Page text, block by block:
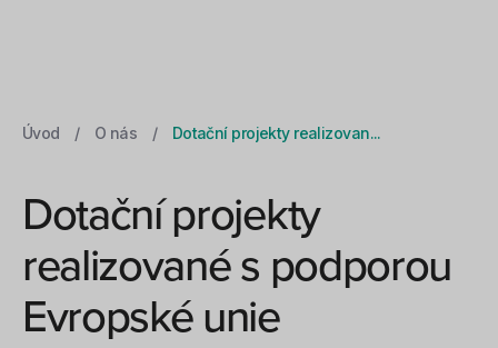
Úvod / O nás / Dotační projekty realizovan...
Dotační projekty
realizované s podporou
Evropské unie